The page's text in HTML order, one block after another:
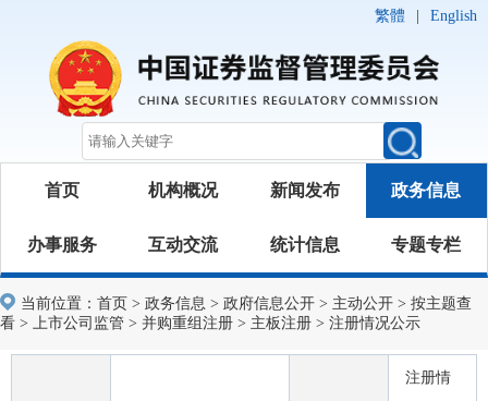
繁體 English
首页 机构概况 新闻发布 政务信息
办事服务 互动交流 统计信息 专题专栏
当前位置： 首页 > 政务信息 > 政府信息公开 > 主动公开 > 按主题查
看 > 上市公司监管 > 并购重组注册 > 主板注册 > 注册情况公示
注册情